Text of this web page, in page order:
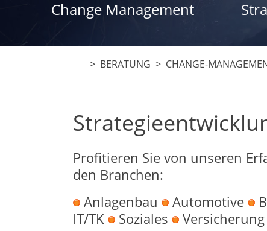
Change Management
> BERATUNG > CHANGE-
Profitieren Sie von unseren
den Branchen:
Anlagenbau
Automotive
IT/TK Soziales
Versicherung